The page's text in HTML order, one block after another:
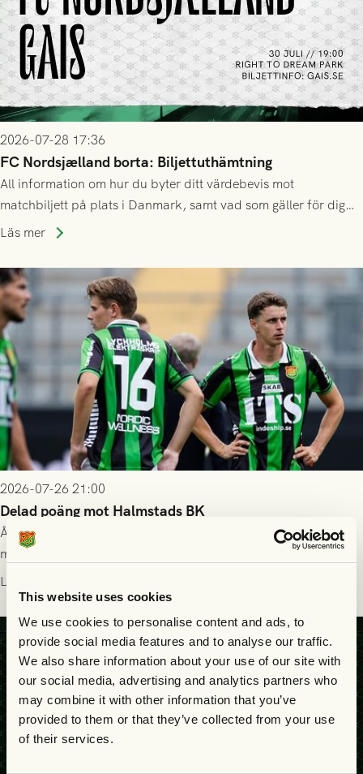
This website uses cookies
We use cookies to personalise content and ads, to
provide social media features and to analyse our traffic.
We also share information about your use of our site with
our social media, advertising and analytics partners who
may combine it with other information that you’ve
provided to them or that they’ve collected from your use
of their services.
2026-07-28 17:36
FC Nordsjælland borta: Biljettuthämtning
All information om hur du byter ditt värdebevis mot
matchbiljett på plats i Danmark, samt vad som gäller för dig
som står på reservlista eller fått förhinder.
Läs mer
2026-07-26 21:00
Delad poäng mot Halmstads BK
Åter i Allsvenskan stod Halmstads BK för motståndet i en
match som vägde tungt till fördel för GAIS, men där poängen
delades efter dramatik på tilläggstid.
Läs mer